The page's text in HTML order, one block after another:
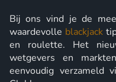
Bij ons vind je de
waardevolle blackjack
en roulette. Het
wetgevers en
eenvoudig verzameld